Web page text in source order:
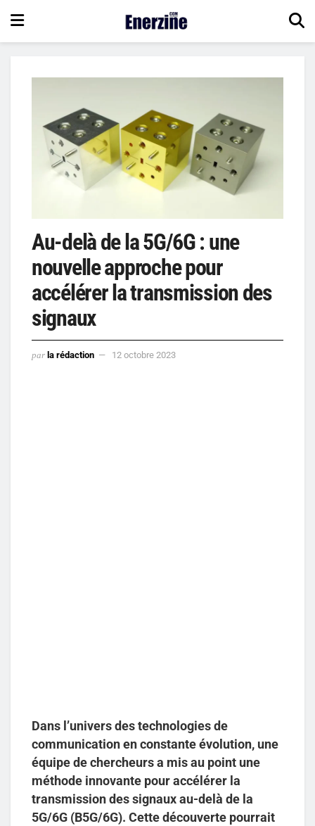
Au-delà de la 5G/6G : une
nouvelle approche pour
accélérer la transmission des
signaux
par la rédaction 12 octobre 2023
Dans l’univers des technologies de
communicationen constante évolution, une
équipe de chercheurs a mis au point une
méthode innovante pour accélérer la
transmission des signaux au-delà de la
5G/6G (B5G/6G). Cette découverte pourrait